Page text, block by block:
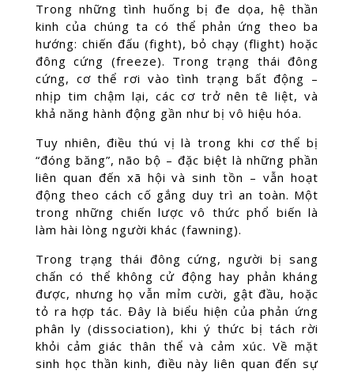
Trong những tình huống bị đe dọa, hệ thần
kinh của chúng ta có thể phản ứng theo ba
hướng: chiến đấu (fight), bỏ chạy (flight) hoặc
đông cứng (freeze). Trong trạng thái đông
cứng, cơ thể rơi vào tình trạng bất động –
nhịp tim chậm lại, các cơ trở nên tê liệt, và
khả năng hành động gần như bị vô hiệu hóa.
Tuy nhiên, điều thú vị là trong khi cơ thể bị
“đóng băng”, não bộ – đặc biệt là những phần
liên quan đến xã hội và sinh tồn – vẫn hoạt
động theo cách cố gắng duy trì an toàn. Một
trong những chiến lược vô thức phổ biến là
làm hài lòng người khác (fawning).
Trong trạng thái đông cứng, người bị sang
chấn có thể không cử động hay phản kháng
được, nhưng họ vẫn mỉm cười, gật đầu, hoặc
tỏ ra hợp tác. Đây là biểu hiện của phản ứng
phân ly (dissociation), khi ý thức bị tách rời
khỏi cảm giác thân thể và cảm xúc. Về mặt
sinh học thần kinh, điều này liên quan đến sự